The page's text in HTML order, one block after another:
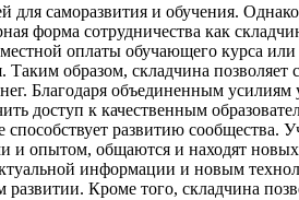
саморазвития и обучения.
форма сотрудничества как
оплаты обучающего курса
образом, складчина
Благодаря объединенным
доступ к качественным
способствует развитию
и опытом, общаются и находят
информации и новым
Кроме того, складчина